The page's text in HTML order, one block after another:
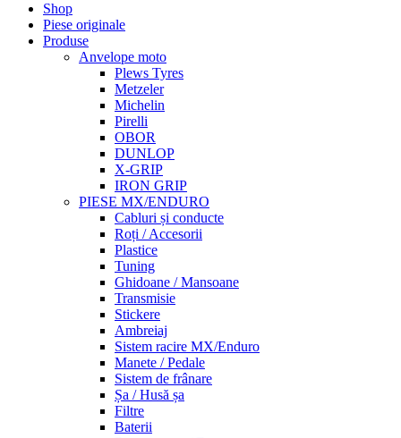
Shop
Piese originale
Produse
Anvelope moto
Plews Tyres
Metzeler
Michelin
Pirelli
OBOR
DUNLOP
X-GRIP
IRON GRIP
PIESE MX/ENDURO
Cabluri și conducte
Roți / Accesorii
Plastice
Tuning
Ghidoane / Mansoane
Transmisie
Stickere
Ambreiaj
Sistem racire MX/Enduro
Manete / Pedale
Sistem de frânare
Șa / Husă șa
Filtre
Baterii